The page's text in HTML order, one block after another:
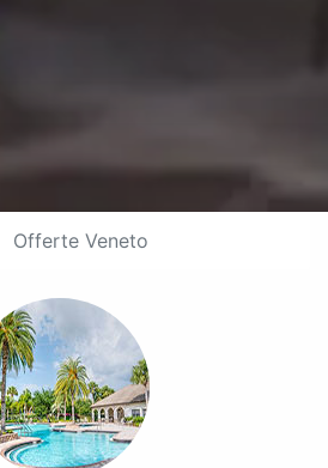
Offerte Veneto